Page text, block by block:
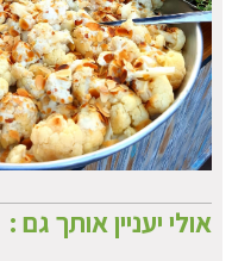
אולי יעניין אותך גם :